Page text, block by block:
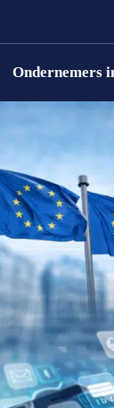
Ondernemers